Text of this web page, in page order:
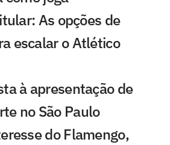
As opções de
escalar o Atlético
à apresentação de
no São Paulo
do Flamengo,